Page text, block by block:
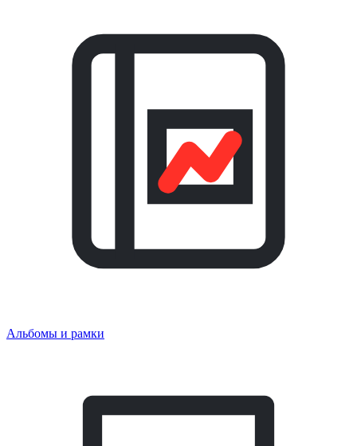
Альбомы и рамки